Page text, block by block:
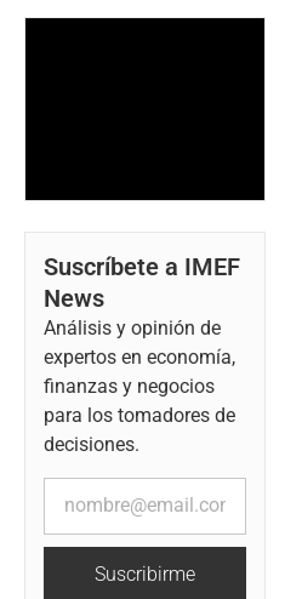
Suscríbete a IMEF
News
Análisis y opinión de
expertos en economía,
finanzas y negocios
para los tomadores de
decisiones.
Suscribirme